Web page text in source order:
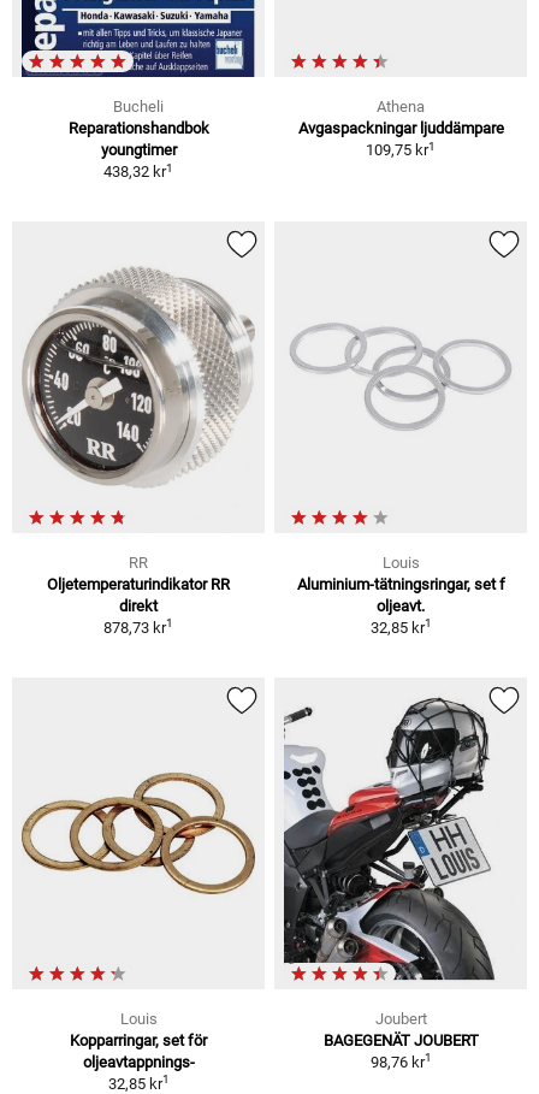
Bucheli
Reparationshandbok
youngtimer
438,32 kr1
Athena
Avgaspackningar ljuddämpare
109,75 kr1
RR
Oljetemperaturindikator RR
direkt
878,73 kr1
Louis
Aluminium-tätningsringar, set f
oljeavt.
32,85 kr1
Louis
Kopparringar, set för
oljeavtappnings-
32,85 kr1
Joubert
BAGEGENÄT JOUBERT
98,76 kr1